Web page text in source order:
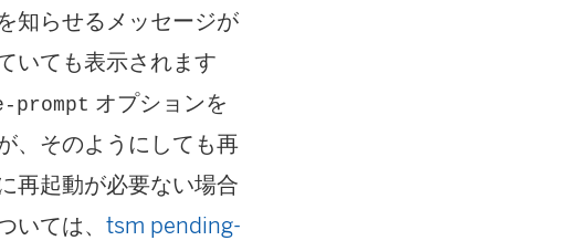
知らせるメッセージが
いても表示されます
prompt オプションを
、そのようにしても再
再起動が必要ない場合
いては、tsm pending-